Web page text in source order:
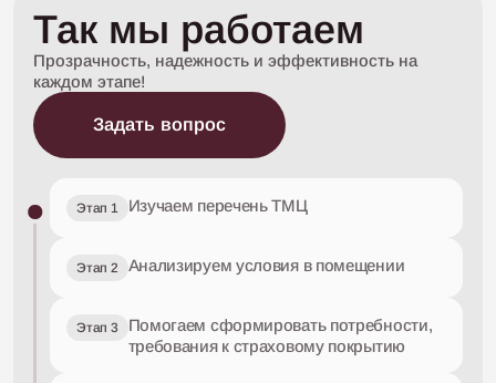
Так мы работаем
Прозрачность, надежность и эффективность на
каждом этапе!
Задать вопрос
Этап 1 Изучаем перечень ТМЦ
Этап 2 Анализируем условия в помещении
Этап 3
Помогаем сформировать потребности,
требования к страховому покрытию